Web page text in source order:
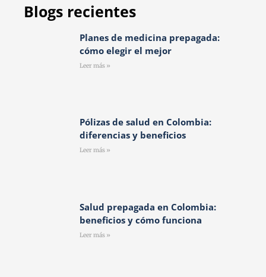
Blogs recientes
Planes de medicina prepagada:
cómo elegir el mejor
Leer más »
Pólizas de salud en Colombia:
diferencias y beneficios
Leer más »
Salud prepagada en Colombia:
beneficios y cómo funciona
Leer más »